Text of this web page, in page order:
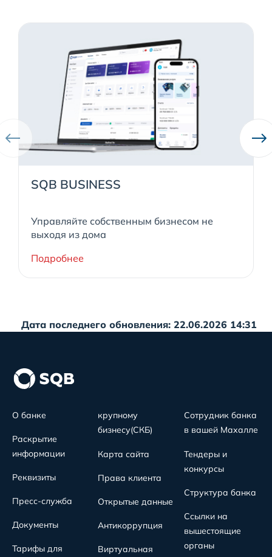
SQB BUSINESS
Управляйте собственным бизнесом не
выходя из дома
Подробнее
Дата последнего обновления: 22.06.2026 14:31
О банке
Раскрытие
информации
Реквизиты
Пресс-служба
Документы
Тарифы для
крупному
бизнесу(СКБ)
Карта сайта
Права клиента
Открытые данные
Антикоррупция
Виртуальная
Сотрудник банка
в вашей Махалле
Тендеры и
конкурсы
Структура банка
Ссылки на
вышестоящие
органы